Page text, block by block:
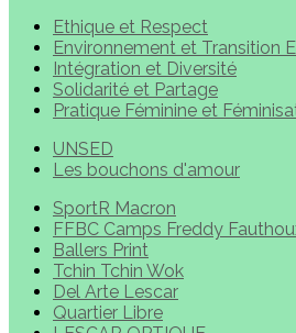
Ethique et Respect
Environnement et Transition
Intégration et Diversité
Solidarité et Partage
Pratique Féminine et
UNSED
Les bouchons d'amour
SportR Macron
FFBC Camps Freddy
Ballers Print
Tchin Tchin Wok
Del Arte Lescar
Quartier Libre